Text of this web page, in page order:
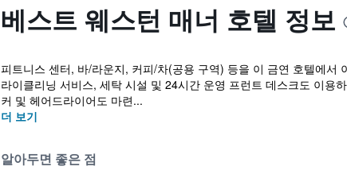
베스트 웨스턴 매너 호텔 정보
피트니스 센터, 바/라운지, 커피/차(공용 구역) 등을 이 금연 호텔에
라이클리닝 서비스, 세탁 시설 및 24시간 운영 프런트 데스크도 이용
커 및 헤어드라이어도 마련...
더 보기
알아두면 좋은 점